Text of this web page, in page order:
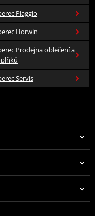
Piaggio
Horwin
Prodejna oblečení a
Servis